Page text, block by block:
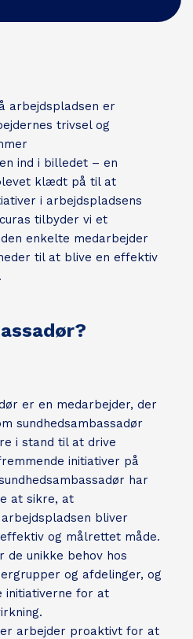
arbejdspladsen er
trivsel og
ind i billedet – en
klædt på til at
i arbejdspladsens
tilbyder vi et
enkelte medarbejder
til at blive en effektiv
er en medarbejder, der
sundhedsambassadør
i stand til at drive
initiativer på
har
at sikre, at
bliver
og målrettet måde.
de unikke behov hos
og afdelinger, og
initiativerne for at
arbejder proaktivt for at